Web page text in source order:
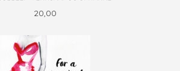
Pris
20,00